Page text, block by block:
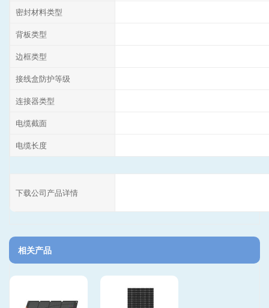
密封材料类型
背板类型
边框类型
接线盒防护等级
连接器类型
电缆截面
电缆长度
下载公司产品详情
相关产品